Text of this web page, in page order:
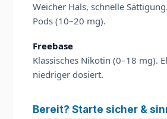
Weicher Hals, schnelle
Pods (10–20 mg).
Freebase
Klassisches Nikotin (0–18 mg).
niedriger dosiert.
Bereit? Starte sicher &